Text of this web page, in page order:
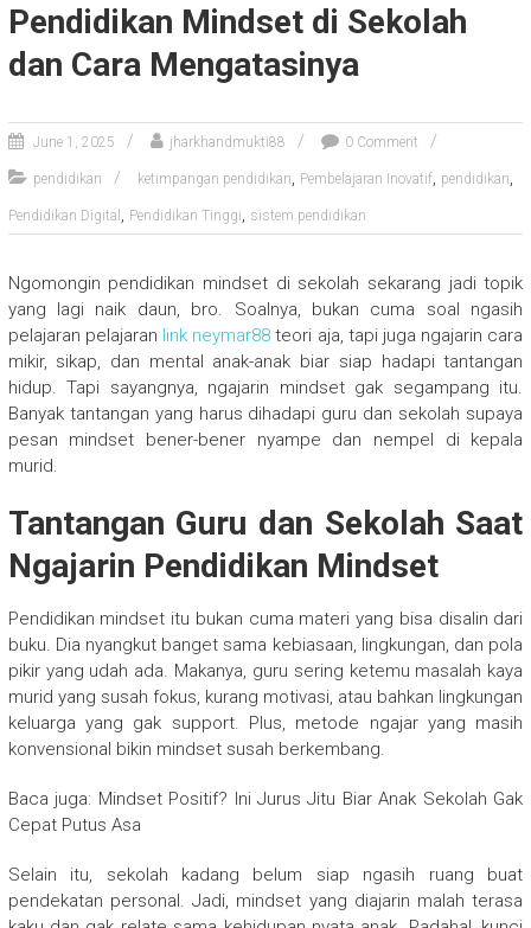
Pendidikan Mindset di Sekolah
dan Cara Mengatasinya
June 1, 2025 jharkhandmukti88 0 Comment
pendidikan ketimpangan pendidikan, Pembelajaran Inovatif, pendidikan,
Pendidikan Digital , Pendidikan Tinggi, sistem pendidikan
Ngomongin pendidikan mindset di sekolah sekarang jadi topik
yang lagi naik daun, bro. Soalnya, bukan cuma soal ngasih
pelajaran pelajaran link neymar88 teori aja, tapi juga ngajarin cara
mikir, sikap, dan mental anak-anak biar siap hadapi tantangan
hidup. Tapi sayangnya, ngajarin mindset gak segampang itu.
Banyak tantangan yang harus dihadapi guru dan sekolah supaya
pesan mindset bener-bener nyampe dan nempel di kepala
murid.
Tantangan Guru dan Sekolah Saat
Ngajarin Pendidikan Mindset
Pendidikan mindset itu bukan cuma materi yang bisa disalin dari
buku. Dia nyangkut banget sama kebiasaan, lingkungan, dan pola
pikir yang udah ada. Makanya, guru sering ketemu masalah kaya
murid yang susah fokus, kurang motivasi, atau bahkan lingkungan
keluarga yang gak support. Plus, metode ngajar yang masih
konvensional bikin mindset susah berkembang.
Baca juga: Mindset Positif? Ini Jurus Jitu Biar Anak Sekolah Gak
Cepat Putus Asa
Selain itu, sekolah kadang belum siap ngasih ruang buat
pendekatan personal. Jadi, mindset yang diajarin malah terasa